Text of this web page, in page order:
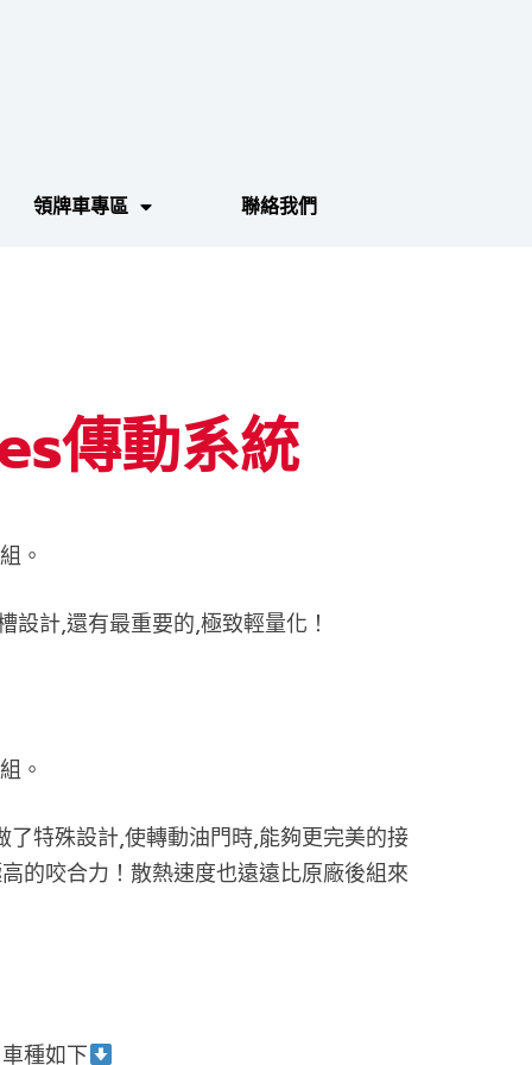
領牌車專區 聯絡我們
傳動系統
。
設計,還有最重要的,極致輕量化！
。
了特殊設計,使轉動油門時,能夠更完美的接
的咬合力！散熱速度也遠遠比原廠後組來
種如下